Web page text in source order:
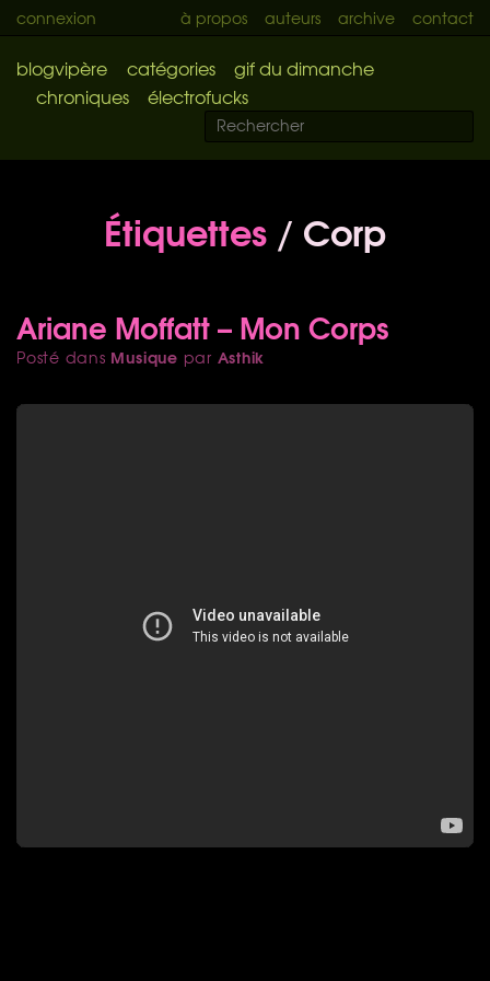
connexion à propos auteurs archive contact
blogvipère catégories
gif du dimanche
chroniques
électrofucks
Étiquettes / Corp
Ariane Moffatt – Mon Corps
Posté dans Musique par Asthik